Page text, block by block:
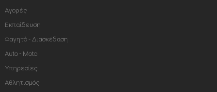
Αγορές
Εκπαίδευση
Φαγητό - Διασκέδαση
Auto - Moto
Υπηρεσίες
Αθλητισμός